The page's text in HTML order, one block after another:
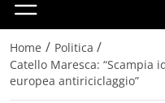
Home / Politica /
Catello Maresca: “Scampia
europea antiriciclaggio”